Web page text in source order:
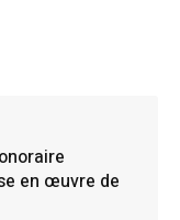
en œuvre de